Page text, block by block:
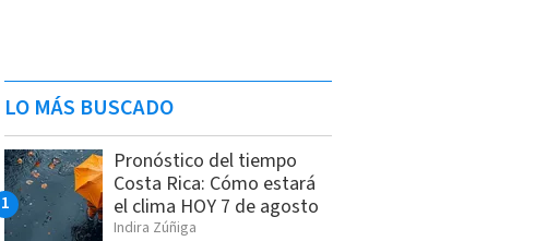
LO MÁS BUSCADO
Pronóstico del tiempo
Costa Rica: Cómo estará
el clima HOY 7 de agosto
Indira Zúñiga